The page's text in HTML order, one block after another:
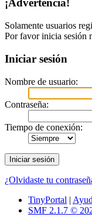
¡Advertencia!
Solamente usuarios
Por favor inicia sesión
Iniciar sesión
Nombre de usuario:
Contraseña:
Tiempo de conexión:
¿Olvidaste tu
TinyPortal |
SMF 2.1.7 ©